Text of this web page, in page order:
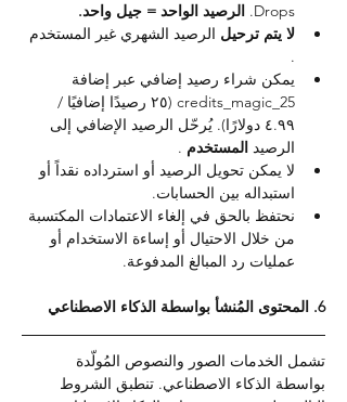
Drops. الرصيد الواحد = جيل واحد.
لا يتم ترحيل الرصيد الشهري غير المستخدم
.
يمكن شراء رصيد إضافي عبر إضافة
credits_magic_25 (٢٥ رصيدًا إضافيًا /
٤.٩٩ دولارًا). يُرحّل الرصيد الإضافي إلى
الرصيد المستخدم .
لا يمكن تحويل الرصيد أو استرداده نقداً أو
استبداله بين الحسابات.
نحتفظ بالحق في إلغاء الاعتمادات المكتسبة
من خلال الاحتيال أو إساءة الاستخدام أو
عمليات رد المبالغ المدفوعة.
6. المحتوى المُنشأ بواسطة الذكاء الاصطناعي
تشمل الخدمات الصور والنصوص المُولّدة
بواسطة الذكاء الاصطناعي. تنطبق الشروط